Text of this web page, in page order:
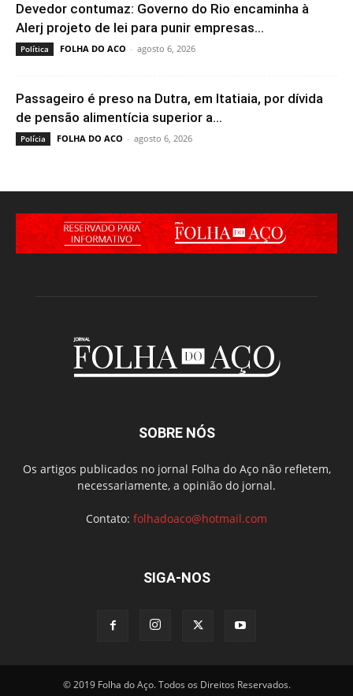
Devedor contumaz: Governo do Rio encaminha à
Alerj projeto de lei para punir empresas...
Política FOLHA DO ACO - agosto 6, 2026
Passageiro é preso na Dutra, em Itatiaia, por dívida
de pensão alimentícia superior a...
Polícia FOLHA DO ACO - agosto 6, 2026
SOBRE NÓS
Os artigos publicados no jornal Folha do Aço não refletem,
necessariamente, a opinião do jornal.
Contato: folhadoaco@hotmail.com
SIGA-NOS
© 2019 Folha do Aço. Todos os Direitos Reservados.